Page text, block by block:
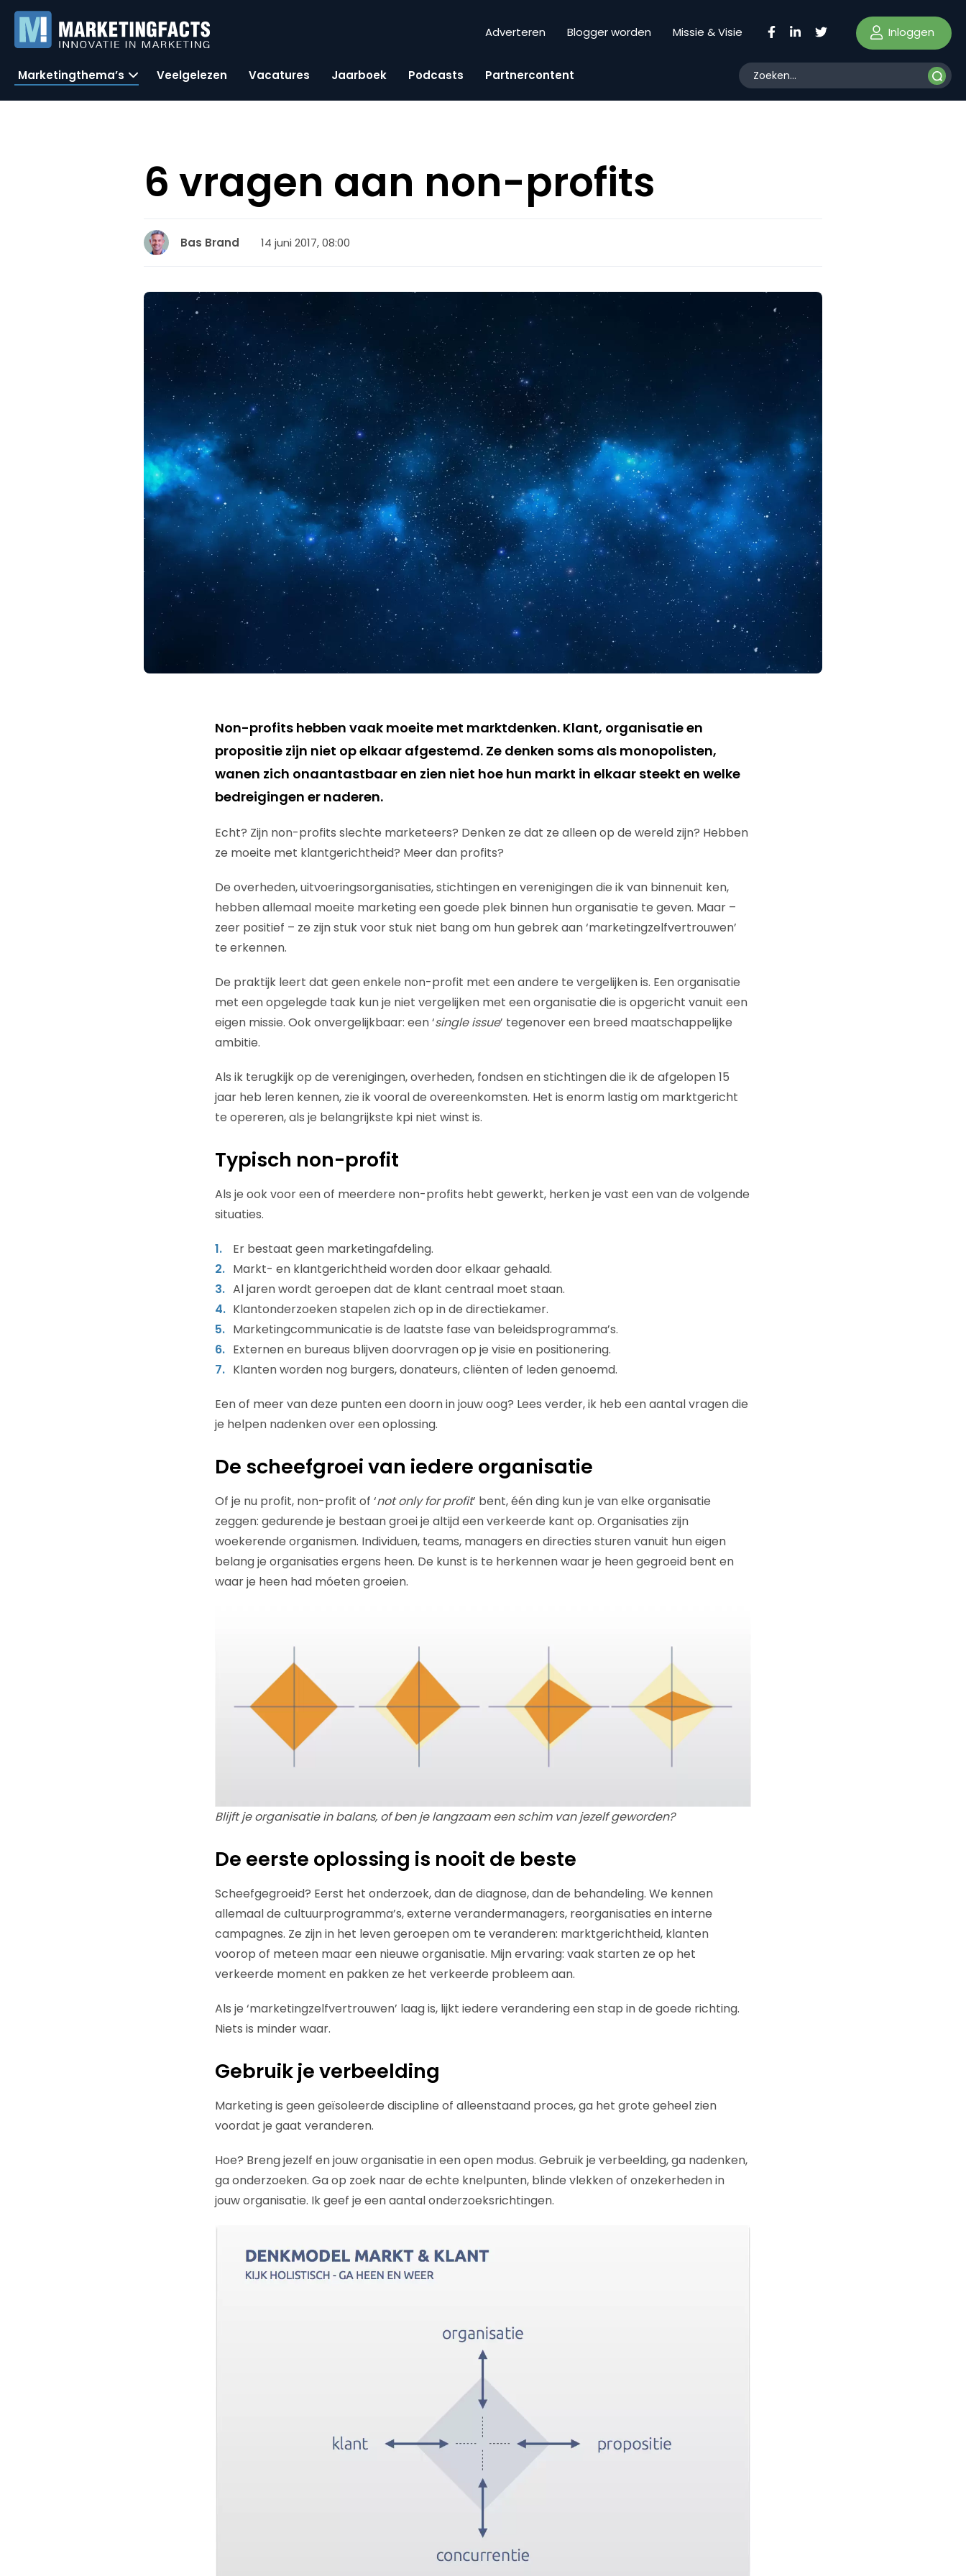
Adverteren Blogger worden Missie & Visie Inloggen
Marketingthema’s Veelgelezen Vacatures Jaarboek Podcasts Partnercontent
6 vragen aan non-profits
Bas Brand 14 juni 2017, 08:00
Non-profits hebben vaak moeite met marktdenken. Klant, organisatie en
propositie zijn niet op elkaar afgestemd. Ze denken soms als monopolisten,
wanen zich onaantastbaar en zien niet hoe hun markt in elkaar steekt en welke
bedreigingen er naderen.
Echt? Zijn non-profits slechte marketeers? Denken ze dat ze alleen op de wereld zijn? Hebben
ze moeite met klantgerichtheid? Meer dan profits?
De overheden, uitvoeringsorganisaties, stichtingen en verenigingen die ik van binnenuit ken,
hebben allemaal moeite marketing een goede plek binnen hun organisatie te geven. Maar –
zeer positief – ze zijn stuk voor stuk niet bang om hun gebrek aan ‘marketingzelfvertrouwen’
te erkennen.
De praktijk leert dat geen enkele non-profit met een andere te vergelijken is. Een organisatie
met een opgelegde taak kun je niet vergelijken met een organisatie die is opgericht vanuit een
eigen missie. Ook onvergelijkbaar: een ‘single issue’ tegenover een breed maatschappelijke
ambitie.
Als ik terugkijk op de verenigingen, overheden, fondsen en stichtingen die ik de afgelopen 15
jaar heb leren kennen, zie ik vooral de overeenkomsten. Het is enorm lastig om marktgericht
te opereren, als je belangrijkste kpi niet winst is.
Typisch non-profit
Als je ook voor een of meerdere non-profits hebt gewerkt, herken je vast een van de volgende
situaties.
Er bestaat geen marketingafdeling.
Markt- en klantgerichtheid worden door elkaar gehaald.
Al jaren wordt geroepen dat de klant centraal moet staan.
Klantonderzoeken stapelen zich op in de directiekamer.
Marketingcommunicatie is de laatste fase van beleidsprogramma’s.
Externen en bureaus blijven doorvragen op je visie en positionering.
Klanten worden nog burgers, donateurs, cliënten of leden genoemd.
Een of meer van deze punten een doorn in jouw oog? Lees verder, ik heb een aantal vragen die
je helpen nadenken over een oplossing.
De scheefgroei van iedere organisatie
Of je nu profit, non-profit of ‘not only for profit’ bent, één ding kun je van elke organisatie
zeggen: gedurende je bestaan groei je altijd een verkeerde kant op. Organisaties zijn
woekerende organismen. Individuen, teams, managers en directies sturen vanuit hun eigen
belang je organisaties ergens heen. De kunst is te herkennen waar je heen gegroeid bent en
waar je heen had móeten groeien.
Blijft je organisatie in balans, of ben je langzaam een schim van jezelf geworden?
De eerste oplossing is nooit de beste
Scheefgegroeid? Eerst het onderzoek, dan de diagnose, dan de behandeling. We kennen
allemaal de cultuurprogramma’s, externe verandermanagers, reorganisaties en interne
campagnes. Ze zijn in het leven geroepen om te veranderen: marktgerichtheid, klanten
voorop of meteen maar een nieuwe organisatie. Mijn ervaring: vaak starten ze op het
verkeerde moment en pakken ze het verkeerde probleem aan.
Als je ‘marketingzelfvertrouwen’ laag is, lijkt iedere verandering een stap in de goede richting.
Niets is minder waar.
Gebruik je verbeelding
Marketing is geen geïsoleerde discipline of alleenstaand proces, ga het grote geheel zien
voordat je gaat veranderen.
Hoe? Breng jezelf en jouw organisatie in een open modus. Gebruik je verbeelding, ga nadenken,
ga onderzoeken. Ga op zoek naar de echte knelpunten, blinde vlekken of onzekerheden in
jouw organisatie. Ik geef je een aantal onderzoeksrichtingen.